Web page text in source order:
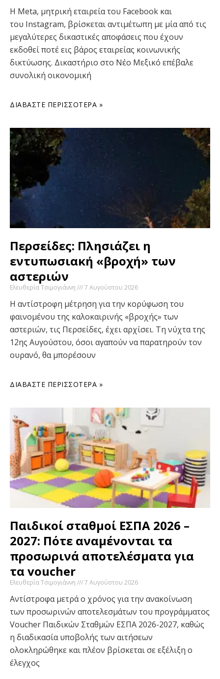
Η Meta, μητρική εταιρεία του Facebook και
του Instagram, βρίσκεται αντιμέτωπη με μία από τις
μεγαλύτερες δικαστικές αποφάσεις που έχουν
εκδοθεί ποτέ εις βάρος εταιρείας κοινωνικής
δικτύωσης. Δικαστήριο στο Νέο Μεξικό επέβαλε
συνολική οικονομική
ΔΙΑΒΆΣΤΕ ΠΕΡΙΣΣΌΤΕΡΑ »
Περσείδες: Πλησιάζει η
εντυπωσιακή «βροχή» των
αστεριών
Ελευθερία Τσιμογιάννη 7 Αυγούστου 2026
Η αντίστροφη μέτρηση για την κορύφωση του
φαινομένου της καλοκαιρινής «βροχής» των
αστεριών, τις Περσείδες, έχει αρχίσει. Τη νύχτα της
12ης Αυγούστου, όσοι αγαπούν να παρατηρούν τον
ουρανό, θα μπορέσουν
ΔΙΑΒΆΣΤΕ ΠΕΡΙΣΣΌΤΕΡΑ »
Παιδικοί σταθμοί ΕΣΠΑ 2026 –
2027: Πότε αναμένονται τα
προσωρινά αποτελέσματα για
τα voucher
Ελευθερία Τσιμογιάννη 7 Αυγούστου 2026
Αντίστροφα μετρά ο χρόνος για την ανακοίνωση
των προσωρινών αποτελεσμάτων του προγράμματος
Voucher Παιδικών Σταθμών ΕΣΠΑ 2026-2027, καθώς
η διαδικασία υποβολής των αιτήσεων
ολοκληρώθηκε και πλέον βρίσκεται σε εξέλιξη ο
έλεγχος